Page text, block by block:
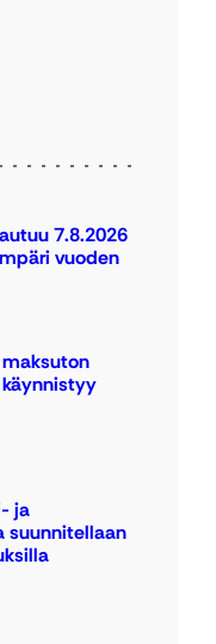
7.8.2026
vuoden
ja
suunnitellaan